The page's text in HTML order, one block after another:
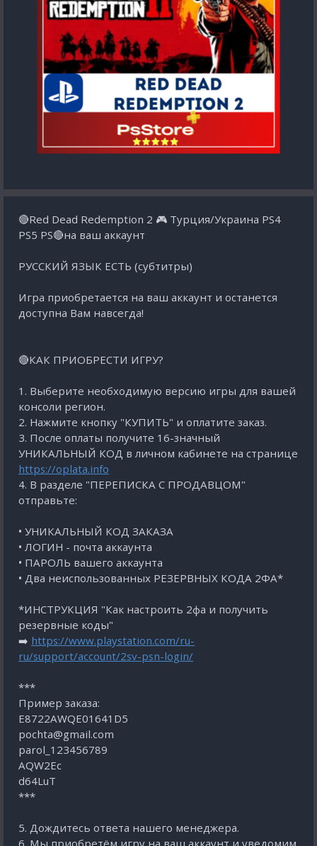
🔴Red Dead Redemption 2 🎮 Турция/Украина PS4
PS5 PS🔴на ваш аккаунт
РУССКИЙ ЯЗЫК ЕСТЬ (субтитры)
Игра приобретается на ваш аккаунт и останется
доступна Вам навсегда!
🔴КАК ПРИОБРЕСТИ ИГРУ?
1. Выберите необходимую версию игры для вашей
консоли регион.
2. Нажмите кнопку "КУПИТЬ" и оплатите заказ.
3. После оплаты получите 16-значный
УНИКАЛЬНЫЙ КОД в личном кабинете на странице
https://oplata.info
4. В разделе "ПЕРЕПИСКА С ПРОДАВЦОМ"
отправьте:
• УНИКАЛЬНЫЙ КОД ЗАКАЗА
• ЛОГИН - почта аккаунта
• ПАРОЛЬ вашего аккаунта
• Два неиспользованных РЕЗЕРВНЫХ КОДА 2ФА*
*ИНСТРУКЦИЯ "Как настроить 2фа и получить
резервные коды"
➡️ https://www.playstation.com/ru-
ru/support/account/2sv-psn-login/
***
Пример заказа:
E8722AWQE01641D5
pochta@gmail.com
parol_123456789
AQW2Eс
d64LuT
***
5. Дождитесь ответа нашего менеджера.
6. Мы приобретём игру на ваш аккаунт и уведомим